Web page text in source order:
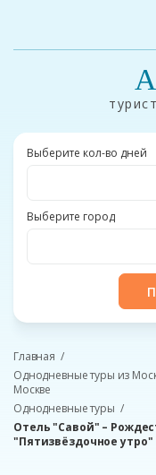
Выберите кол-во дней
Выберите город
Главная
Однодневные туры из
Москве
Однодневные туры
Отель "Савой" –
"Пятизвёздочное утро"